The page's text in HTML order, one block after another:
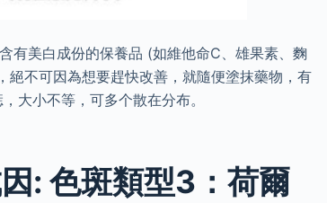
有美白成份的保養品 (如維他命C、雄果素、麴
不可因為想要趕快改善，就隨便塗抹藥物，有
大小不等，可多个散在分布。
: 色斑類型3：荷爾